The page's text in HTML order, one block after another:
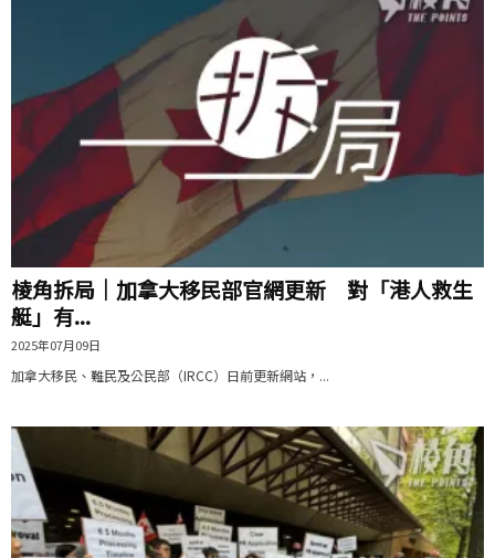
棱角拆局｜加拿大移民部官網更新 對「港人救生
艇」有...
2025年07月09日
加拿大移民、難民及公民部（IRCC）日前更新網站，...